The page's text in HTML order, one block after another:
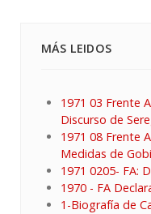
MÁS LEIDOS
1971 03 Frente
Discurso de
1971 08 Frente
Medidas de
1971 0205- FA:
1970 - FA
1-Biografía de